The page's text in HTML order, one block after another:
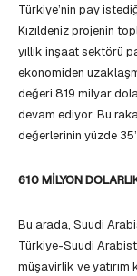
Türkiye’nin pay
Kızıldeniz projenin
yıllık inşaat sektörü
ekonomiden
değeri 819 milyar
devam ediyor. Bu
değerlerinin yüzde
610 MİLYON
Bu arada, Suudi
Türkiye-Suudi
müşavirlik ve yatırım